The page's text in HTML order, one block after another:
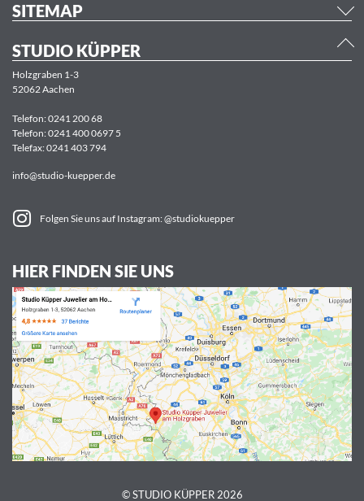
SITEMAP
STUDIO KÜPPER
Holzgraben 1-3
52062 Aachen
Telefon:0241 200 68
Telefon:0241 400 0697 5
Telefax: 0241 403 794
info@studio-kuepper.de
Folgen Sie uns auf Instagram: @studiokuepper
HIER FINDEN SIE UNS
© STUDIO KÜPPER 2026